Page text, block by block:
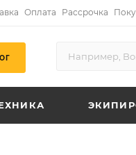
Оплата Рассрочка